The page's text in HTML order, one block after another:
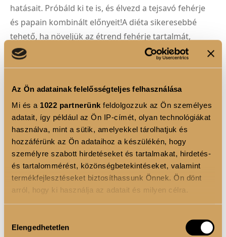
Az Ön adatainak felelősségteljes felhasználása
Mi és a 1022 partnerünk feldolgozzuk az Ön személyes
adatait, így például az Ön IP-címét, olyan technológiákat
használva, mint a sütik, amelyekkel tárolhatjuk és
hozzáférünk az Ön adataihoz a készülékén, hogy
személyre szabott hirdetéseket és tartalmakat, hirdetés-
és tartalommérést, közönségbetekintéseket, valamint
termékfejlesztéseket biztosíthassunk Önnek. Ön dönt
arról, hogy ki használja az adatait és milyen célra.
Információgyűjtés az Ön földrajzi elhelyezkedéséről
kiválasztása
Elengedhetetlen
hatásait. Próbáld ki te is, és élvezd a tejsavó fehérje
és papain kombinált előnyeit!A diéta sikeresebbé
tehető, ha növeljük az étrend fehérje tartalmát,
miközben kevesebb zsírt és szénhidrátot viszünk be.
diétás édességként is kitűnő választás. A terméket
célszerű reggel, edzés után és lefekvés előtt
fogyasztani.
TERMÉK ELŐNYÖK
Tejsavó fehérje:Kiváló minőségű fehérjeforrás,
amely segít az izmok építésében és
Papain enzim:
Egy természetes, növényi eredetű